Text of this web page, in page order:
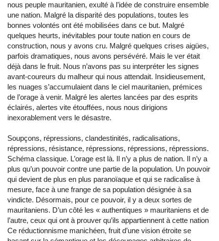
nous peuple mauritanien, exulté à l’idée de construire ensemble
une nation. Malgré la disparité des populations, toutes les
bonnes volontés ont été mobilisées dans ce but. Malgré
quelques heurts, inévitables pour toute nation en cours de
construction, nous y avons cru. Malgré quelques crises aigües,
parfois dramatiques, nous avons persévéré. Mais le ver était
déjà dans le fruit. Nous n’avons pas su interpréter les signes
avant-coureurs du malheur qui nous attendait. Insidieusement,
les nuages s’accumulaient dans le ciel mauritanien, prémices
de l’orage à venir. Malgré les alertes lancées par des esprits
éclairés, alertes vite étouffées, nous nous dirigions
inexorablement vers le désastre.
Soupçons, répressions, clandestinités, radicalisations,
répressions, résistance, répressions, répressions, répressions.
Schéma classique. L’orage est là. Il n’y a plus de nation. Il n’y a
plus qu’un pouvoir contre une partie de la population. Un pouvoir
qui devient de plus en plus paranoïaque et qui se radicalise à
mesure, face à une frange de sa population désignée à sa
vindicte. Désormais, pour ce pouvoir, il y a deux sortes de
mauritaniens. D’un côté les « authentiques » mauritaniens et de
l’autre, ceux qui ont à prouver qu’ils appartiennent à cette nation
Ce réductionnisme manichéen, fruit d’une vision étroite se